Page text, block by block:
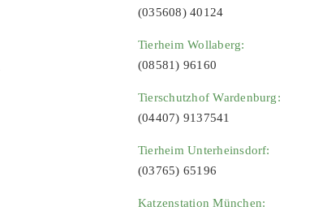
(035608) 40124
Tierheim Wollaberg:
(08581) 96160
Tierschutzhof Wardenburg:
(04407) 9137541
Tierheim Unterheinsdorf:
(03765) 65196
Katzenstation München: